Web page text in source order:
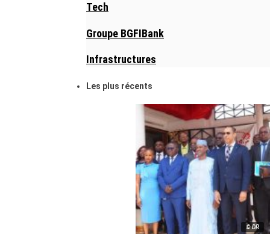
Tech
Groupe BGFIBank
Infrastructures
Les plus récents
© DR